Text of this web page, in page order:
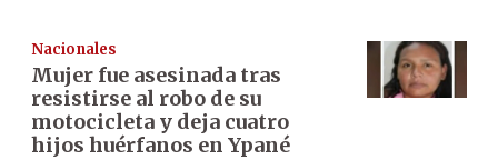
Nacionales
Mujer fue asesinada tras
resistirse al robo de su
motocicleta y deja cuatro
hijos huérfanos en Ypané